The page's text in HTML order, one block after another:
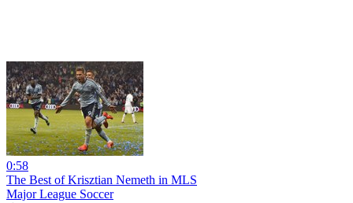
0:58
The Best of Krisztian Nemeth in MLS
Major League Soccer